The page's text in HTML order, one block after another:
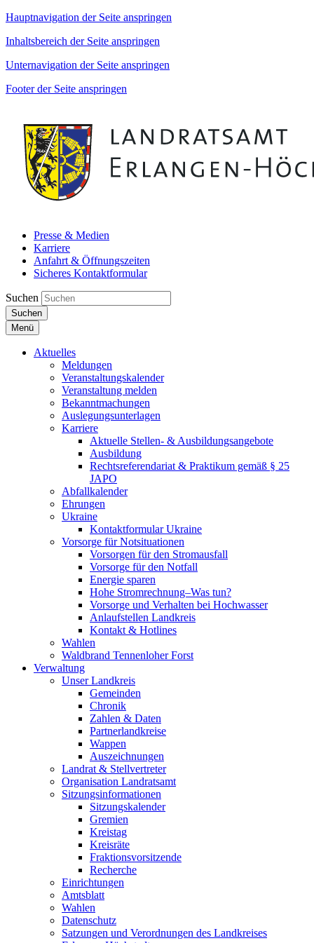
Hauptnavigation der Seite anspringen
Inhaltsbereich der Seite anspringen
Unternavigation der Seite anspringen
Footer der Seite anspringen
Presse & Medien
Karriere
Anfahrt & Öffnungszeiten
Sicheres Kontaktformular
Suchen
Suchen
Menü
Aktuelles
Meldungen
Veranstaltungskalender
Veranstaltung melden
Bekanntmachungen
Auslegungsunterlagen
Karriere
Aktuelle Stellen- & Ausbildungsangebote
Ausbildung
Rechtsreferendariat & Praktikum gemäß § 25
JAPO
Abfallkalender
Ehrungen
Ukraine
Kontaktformular Ukraine
Vorsorge für Notsituationen
Vorsorgen für den Stromausfall
Vorsorge für den Notfall
Energie sparen
Hohe Stromrechnung–Was tun?
Vorsorge und Verhalten bei Hochwasser
Anlaufstellen Landkreis
Kontakt & Hotlines
Wahlen
Waldbrand Tennenloher Forst
Verwaltung
Unser Landkreis
Gemeinden
Chronik
Zahlen & Daten
Partnerlandkreise
Wappen
Auszeichnungen
Landrat & Stellvertreter
Organisation Landratsamt
Sitzungsinformationen
Sitzungskalender
Gremien
Kreistag
Kreisräte
Fraktionsvorsitzende
Recherche
Einrichtungen
Amtsblatt
Wahlen
Datenschutz
Satzungen und Verordnungen des Landkreises